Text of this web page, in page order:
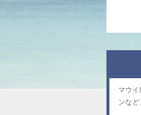
マウ
ンな